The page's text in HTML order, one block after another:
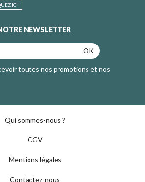
ICI
NEWSLETTER
OK
toutes nos promotions et nos
Qui sommes-nous ?
CGV
Mentions légales
Contactez-nous